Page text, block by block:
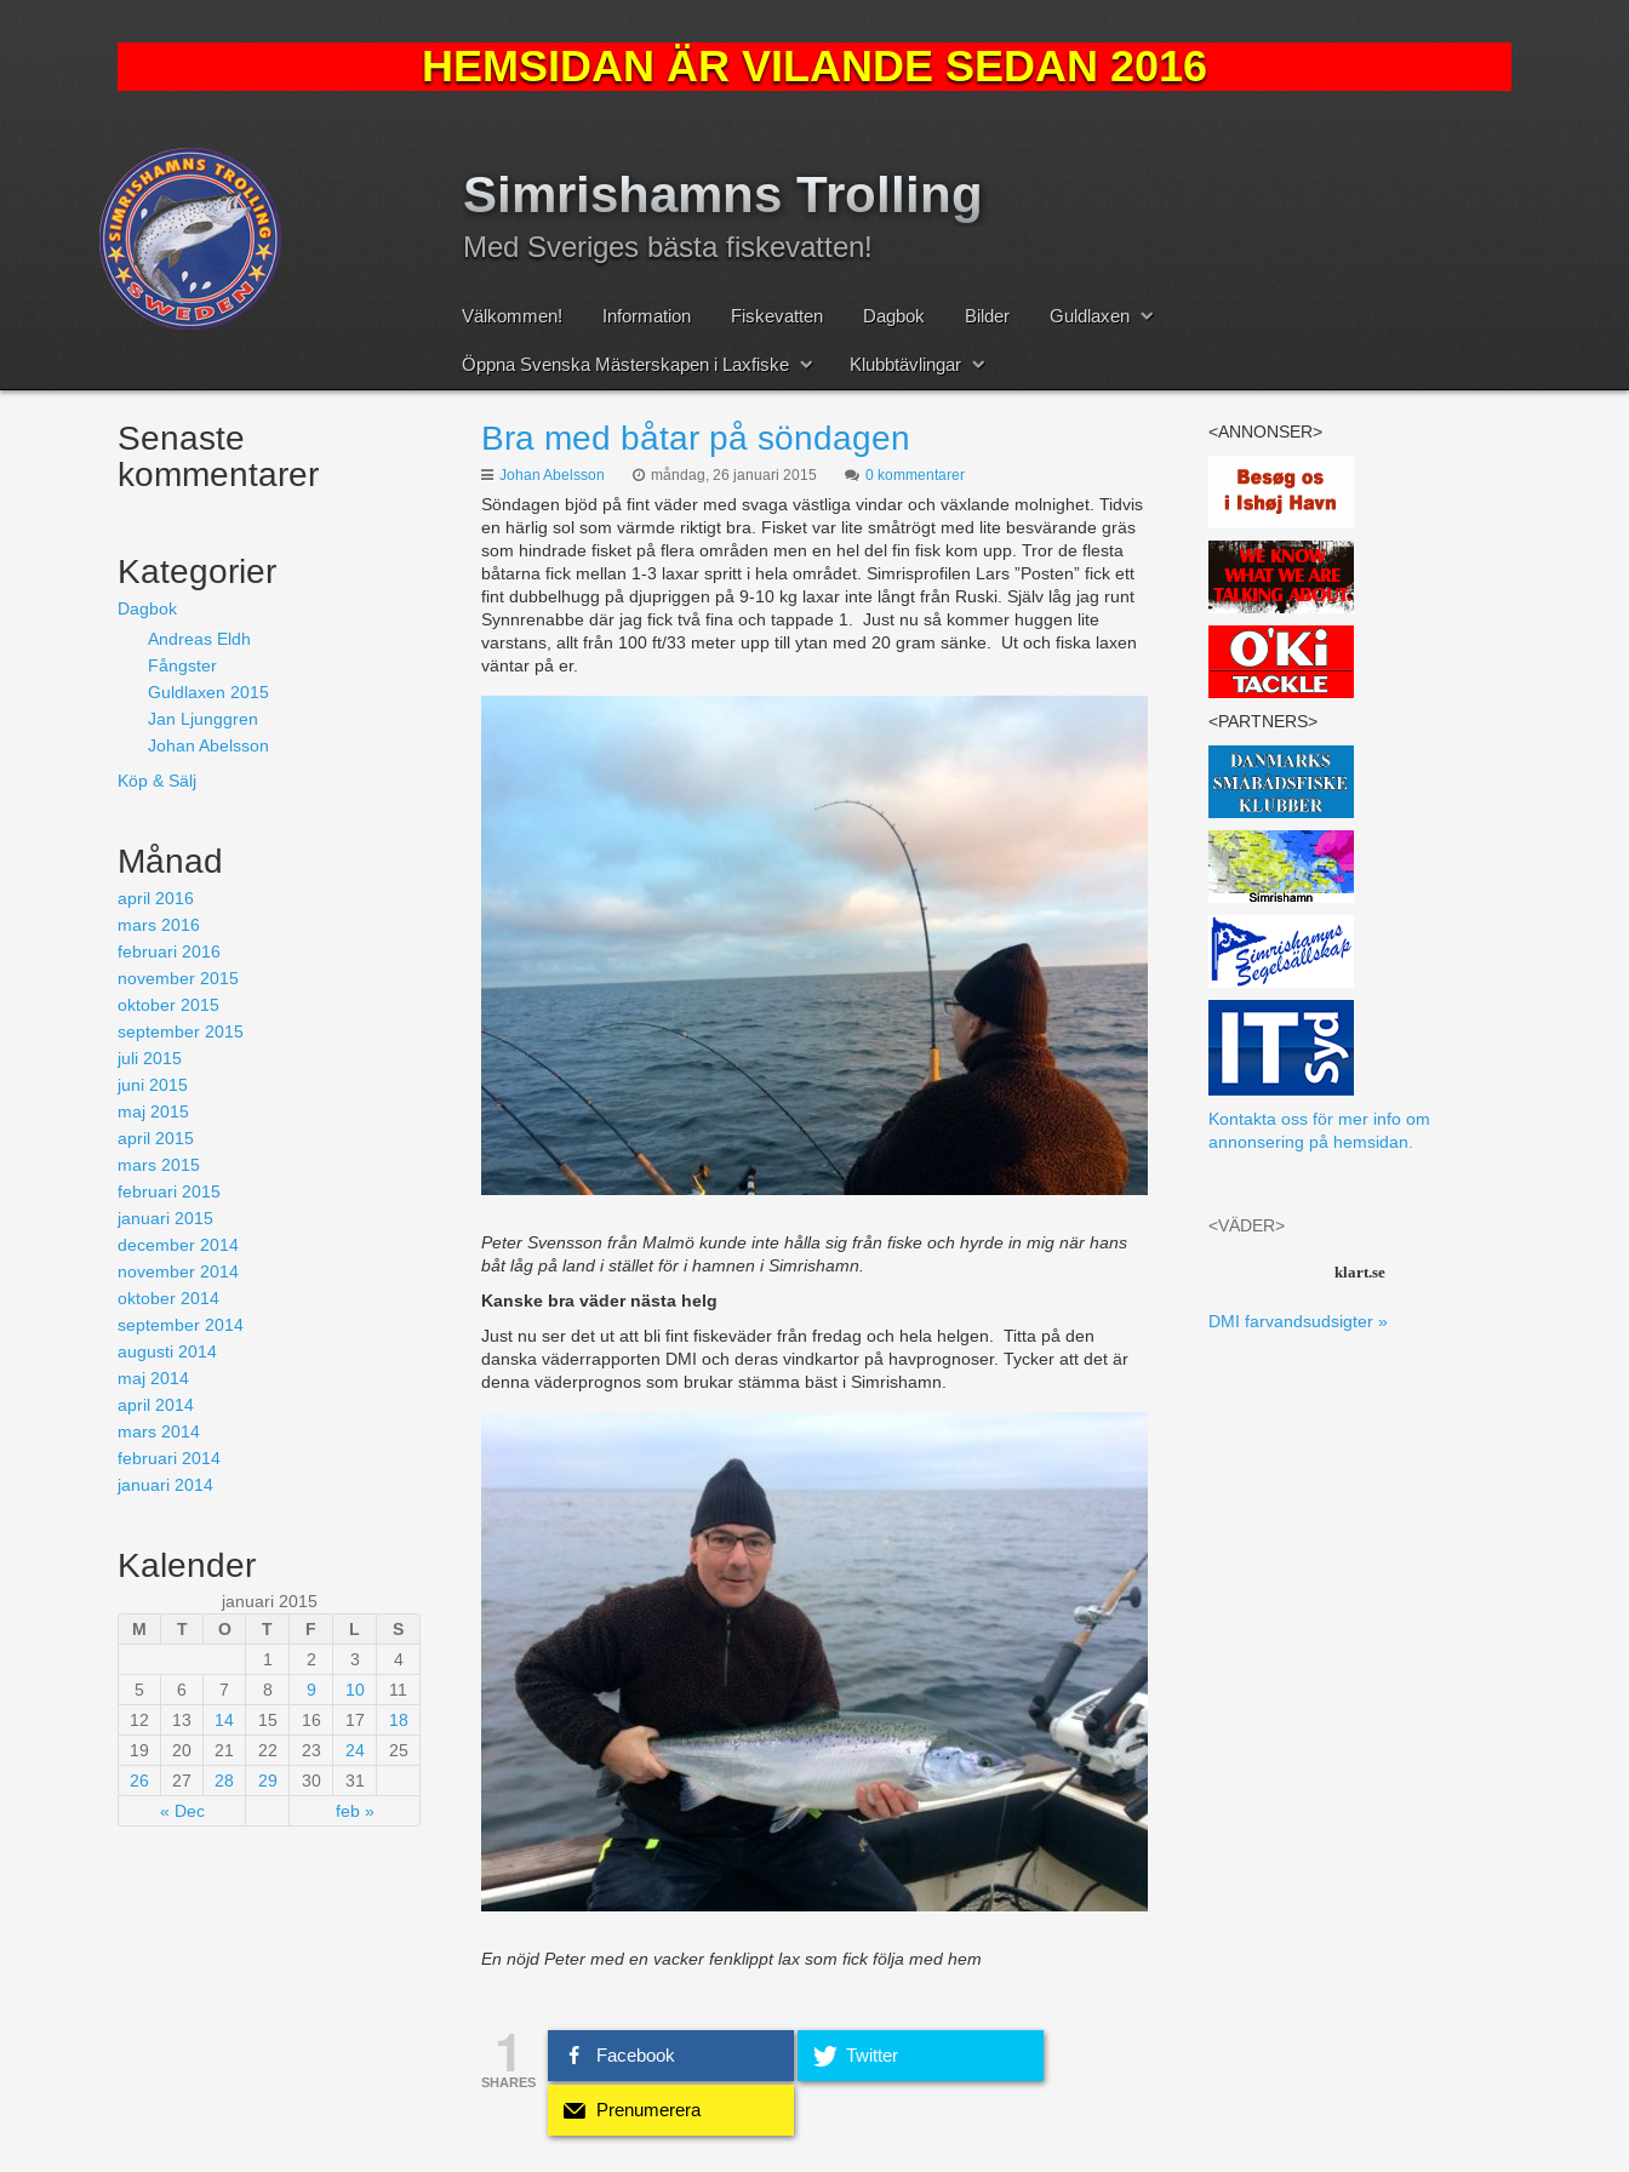
HEMSIDAN ÄR VILANDE SEDAN 2016
Simrishamns Trolling
Med Sveriges bästa fiskevatten!
Välkommen! Information Fiskevatten Dagbok Bilder Guldlaxen
Öppna Svenska Mästerskapen i Laxfiske Klubbtävlingar
Bra med båtar på söndagen
Johan Abelsson måndag, 26 januari 2015 0 kommentarer
Söndagen bjöd på fint väder med svaga västliga vindar och växlande molnighet. Tidvis
en härlig sol som värmde riktigt bra. Fisket var lite småtrögt med lite besvärande gräs
som hindrade fisket på flera områden men en hel del fin fisk kom upp. Tror de flesta
båtarna fick mellan 1-3 laxar spritt i hela området. Simrisprofilen Lars ”Posten” fick ett
fint dubbelhugg på djupriggen på 9-10 kg laxar inte långt från Ruski. Själv låg jag runt
Synnrenabbe där jag fick två fina och tappade 1. Just nu så kommer huggen lite
varstans, allt från 100 ft/33 meter upp till ytan med 20 gram sänke. Ut och fiska laxen
väntar på er.
Peter Svensson från Malmö kunde inte hålla sig från fiske och hyrde in mig när hans
båt låg på land i stället för i hamnen i Simrishamn.
Kanske bra väder nästa helg
Just nu ser det ut att bli fint fiskeväder från fredag och hela helgen. Titta på den
danska väderrapporten DMI och deras vindkartor på havprognoser. Tycker att det är
denna väderprognos som brukar stämma bäst i Simrishamn.
En nöjd Peter med en vacker fenklippt lax som fick följa med hem
1
SHARES
Facebook Twitter
Prenumerera
Senaste
kommentarer
Kategorier
Dagbok
Andreas Eldh
Fångster
Guldlaxen 2015
Jan Ljunggren
Johan Abelsson
Köp & Sälj
Månad
april 2016
mars 2016
februari 2016
november 2015
oktober 2015
september 2015
juli 2015
juni 2015
maj 2015
april 2015
mars 2015
februari 2015
januari 2015
december 2014
november 2014
oktober 2014
september 2014
augusti 2014
maj 2014
april 2014
mars 2014
februari 2014
januari 2014
Kalender
januari 2015
M
T O T F L S
« Dec feb »
1 2 3
4
5
6 7 8 9 10
11
12
13 14 15 16 17
18
19
20 21 22 23 24
25
26
27 28 29 30 31
<ANNONSER>
<PARTNERS>
Kontakta oss för mer info om
annonsering på hemsidan.
<VÄDER>
klart.se
DMI farvandsudsigter »